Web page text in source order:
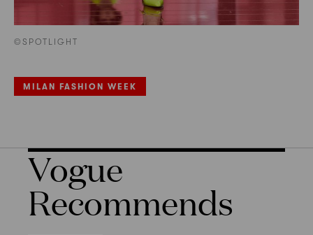
©SPOTLIGHT
MILAN FASHION WEEK
Vogue
Recommends